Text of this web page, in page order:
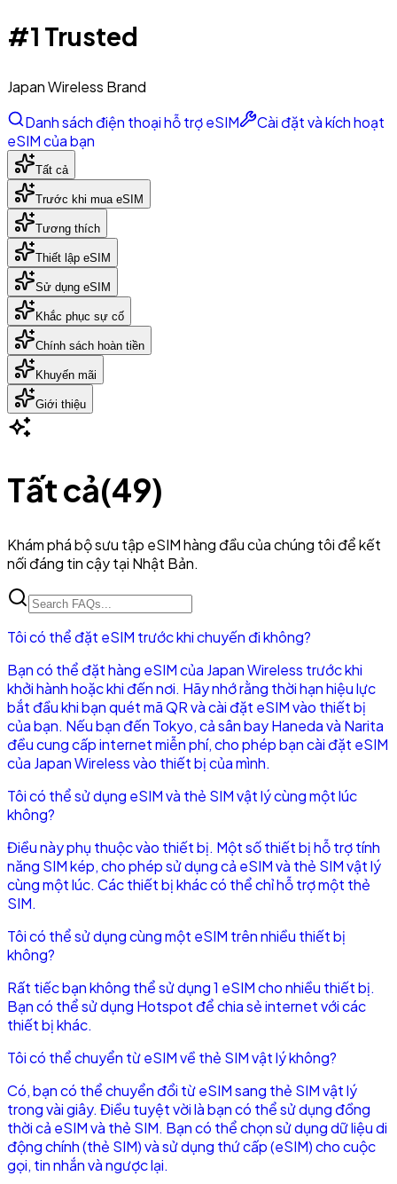
#1 Trusted
Japan Wireless Brand
Danh sách điện thoại hỗ trợ eSIM
Cài đặt và kích hoạt
eSIM của bạn
Tất cả
Trước khi mua eSIM
Tương thích
Thiết lập eSIM
Sử dụng eSIM
Khắc phục sự cố
Chính sách hoàn tiền
Khuyến mãi
Giới thiệu
Tất cả(49)
Khám phá bộ sưu tập eSIM hàng đầu của chúng tôi để kết
nối đáng tin cậy tại Nhật Bản.
Tôi có thể đặt eSIM trước khi chuyến đi không?
Bạn có thể đặt hàng eSIM của Japan Wireless trước khi
khởi hành hoặc khi đến nơi. Hãy nhớ rằng thời hạn hiệu lực
bắt đầu khi bạn quét mã QR và cài đặt eSIM vào thiết bị
của bạn. Nếu bạn đến Tokyo, cả sân bay Haneda và Narita
đều cung cấp internet miễn phí, cho phép bạn cài đặt eSIM
của Japan Wireless vào thiết bị của mình.
Tôi có thể sử dụng eSIM và thẻ SIM vật lý cùng một lúc
không?
Điều này phụ thuộc vào thiết bị. Một số thiết bị hỗ trợ tính
năng SIM kép, cho phép sử dụng cả eSIM và thẻ SIM vật lý
cùng một lúc. Các thiết bị khác có thể chỉ hỗ trợ một thẻ
SIM.
Tôi có thể sử dụng cùng một eSIM trên nhiều thiết bị
không?
Rất tiếc bạn không thể sử dụng 1 eSIM cho nhiều thiết bị.
Bạn có thể sử dụng Hotspot để chia sẻ internet với các
thiết bị khác.
Tôi có thể chuyển từ eSIM về thẻ SIM vật lý không?
Có, bạn có thể chuyển đổi từ eSIM sang thẻ SIM vật lý
trong vài giây. Điều tuyệt vời là bạn có thể sử dụng đồng
thời cả eSIM và thẻ SIM. Bạn có thể chọn sử dụng dữ liệu di
động chính (thẻ SIM) và sử dụng thứ cấp (eSIM) cho cuộc
gọi, tin nhắn và ngược lại.